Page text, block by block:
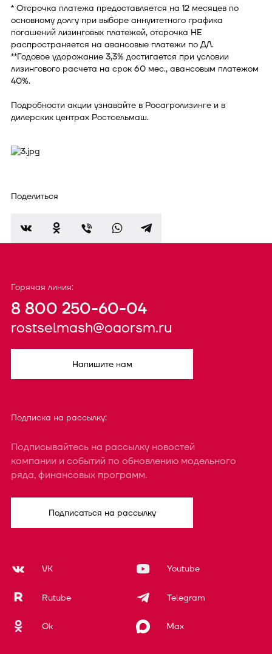
* Отсрочка платежа предоставляется на 12 месяцев по
основному долгу при выборе аннуитетного графика
погашений лизинговых платежей, отсрочка НЕ
распространяется на авансовые платежи по ДЛ.
**Годовое удорожание 3,3% достигается при условии
лизингового расчета на срок 60 мес., авансовым платежом
40%.
Подробности акции узнавайте в Росагролизинге и в
дилерских центрах Ростсельмаш.
Поделиться
Горячая линия:
8 800 250-60-04
rostselmash@oaorsm.ru
Напишите нам
Подписка на рассылку:
Подписывайтесь на рассылку новостей
компании и событий по обновлению модельного
ряда, финансовых программ.
Подписаться на рассылку
VK Youtube
Rutube Telegram
Ok Max